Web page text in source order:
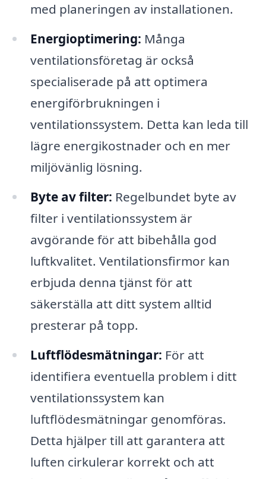
med planeringen av installationen.
Energioptimering: Många
ventilationsföretag är också
specialiserade på att optimera
energiförbrukningen i
ventilationssystem. Detta kan leda till
lägre energikostnader och en mer
miljövänlig lösning.
Byte av filter: Regelbundet byte av
filter i ventilationssystem är
avgörande för att bibehålla god
luftkvalitet. Ventilationsfirmor kan
erbjuda denna tjänst för att
säkerställa att ditt system alltid
presterar på topp.
Luftflödesmätningar: För att
identifiera eventuella problem i ditt
ventilationssystem kan
luftflödesmätningar genomföras.
Detta hjälper till att garantera att
luften cirkulerar korrekt och att